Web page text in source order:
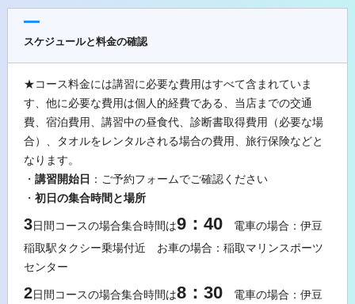
スケジュールと料金の確認
★コース料金には講習に必要な費用はすべて含まれていま
す、他に必要な費用は個人的経費である、当店までの交通
費、宿泊費用、講習中の昼食代、診断書取得費用（必要な場
合）、タオルをレンタルされる場合の費用、旅行保険などと
なります。
・ 講習開始日 ：ご予約フォームでご確認ください
・ 初日の集合時間と場所
3日間コースの場合集合時間は9：40電車の場合：伊豆
稲取駅タクシー乗場付近 お車の場合：稲取マリンスポーツ
センター
2日間コースの場合集合時間は8：30電車の場合：伊豆